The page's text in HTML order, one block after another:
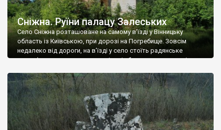
Сніжна. Руїни палацу Залеських
Село Сніжна розташоване на самому в’їзді у Вінницьку
область із Київською, при дорозі на Погребище. Зовсім
недалеко від дороги, на в’їзді у село стоїть радянське
рельєфне пано, яке показує жінку і яблуню, а трохи далі, десь
не видно, але видно дві стареньких колії у траві – […]